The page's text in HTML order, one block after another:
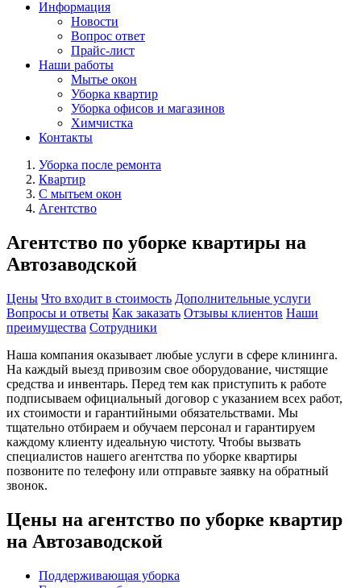
Информация
Новости
Вопрос ответ
Прайс-лист
Наши работы
Мытье окон
Уборка квартир
Уборка офисов и магазинов
Химчистка
Контакты
Уборка после ремонта
Квартир
С мытьем окон
Агентство
Агентство по уборке квартиры на
Автозаводской
Цены Что входит в стоимость Дополнительные услуги
Вопросы и ответы Как заказать Отзывы клиентов Наши
преимущества Сотрудники
Наша компания оказывает любые услуги в сфере клининга.
На каждый выезд привозим свое оборудование, чистящие
средства и инвентарь. Перед тем как приступить к работе
подписываем официальный договор с указанием всех работ,
их стоимости и гарантийными обязательствами. Мы
тщательно отбираем и обучаем персонал и гарантируем
каждому клиенту идеальную чистоту. Чтобы вызвать
специалистов нашего агентства по уборке квартиры
позвоните по телефону или отправьте заявку на обратный
звонок.
Цены на агентство по уборке квартир
на Автозаводской
Поддерживающая уборка